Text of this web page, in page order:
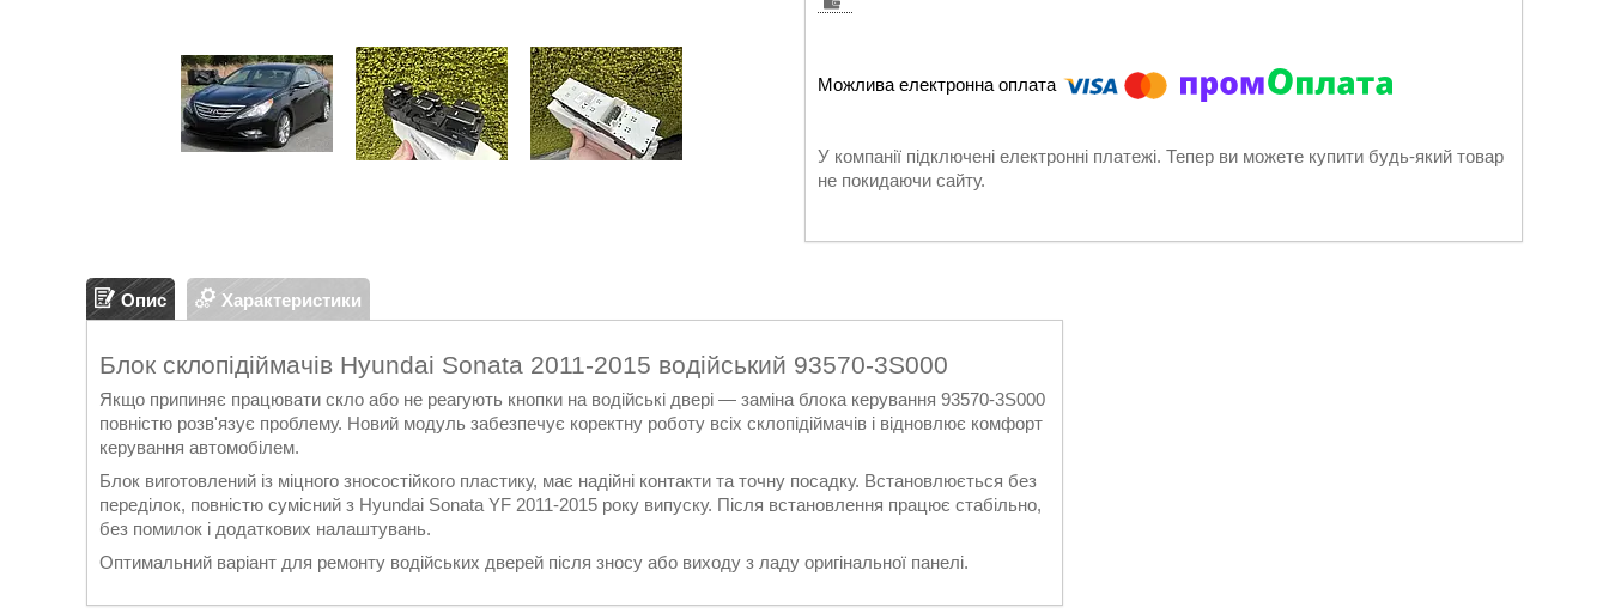
У компанії підключені електронні платежі. Тепер ви можете купити будь-який товар
не покидаючи сайту.
Опис Характеристики
Блок склопідіймачів Hyundai Sonata 2011-2015 водійський 93570-3S000
Якщо припиняє працювати скло або не реагують кнопки на водійські двері — заміна блока керування 93570-3S000
повністю розв'язує проблему. Новий модуль забезпечує коректну роботу всіх склопідіймачів і відновлює комфорт
керування автомобілем.
Блок виготовлений із міцного зносостійкого пластику, має надійні контакти та точну посадку. Встановлюється без
переділок, повністю сумісний з Hyundai Sonata YF 2011-2015 року випуску. Після встановлення працює стабільно,
без помилок і додаткових налаштувань.
Оптимальний варіант для ремонту водійських дверей після зносу або виходу з ладу оригінальної панелі.